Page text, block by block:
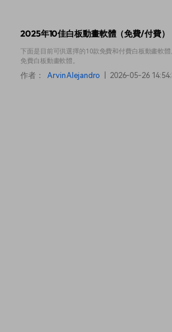
2025年10佳白板動畫軟體（免費/付費）
下面是目前可供選擇的10款免費和付費白板動畫軟
免費白板動畫軟體。
作者： Arvin Alejandro 2026-05-26